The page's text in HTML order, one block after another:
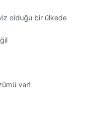
olduğu bir ülkede
var!